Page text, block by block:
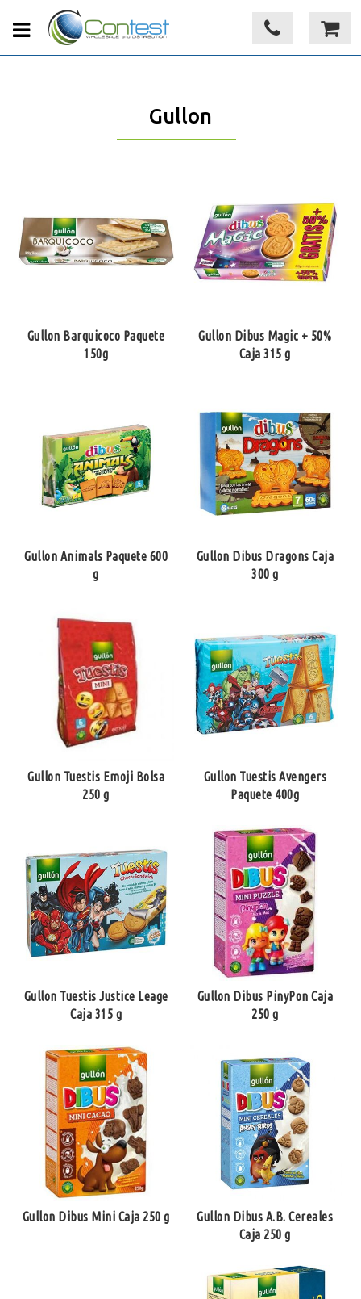
Gullon
Gullon Barquicoco Paquete
150g
Gullon Dibus Magic + 50%
Caja 315 g
Gullon Animals Paquete 600
g
Gullon Dibus Dragons Caja
300 g
Gullon Tuestis Emoji Bolsa
250 g
Gullon Tuestis Avengers
Paquete 400g
Gullon Tuestis Justice Leage
Caja 315 g
Gullon Dibus PinyPon Caja
250 g
Gullon Dibus Mini Caja 250 g
Gullon Dibus A.B. Cereales
Caja 250 g